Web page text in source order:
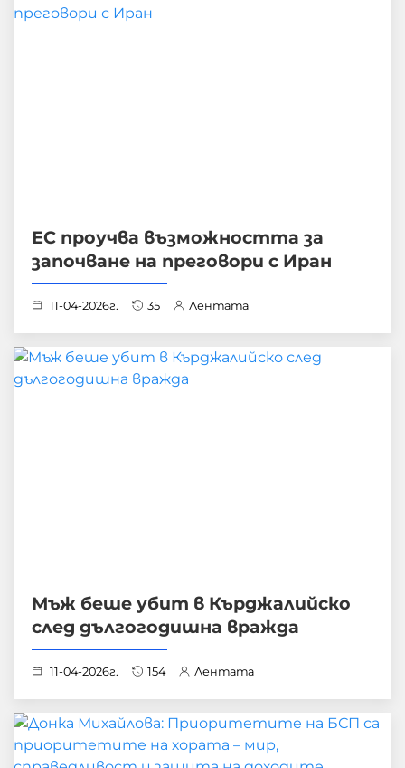
ЕС проучва възможността за
започване на преговори с Иран
11-04-2026г. 35 Лентата
Мъж беше убит в Кърджалийско
след дългогодишна вражда
11-04-2026г. 154 Лентата